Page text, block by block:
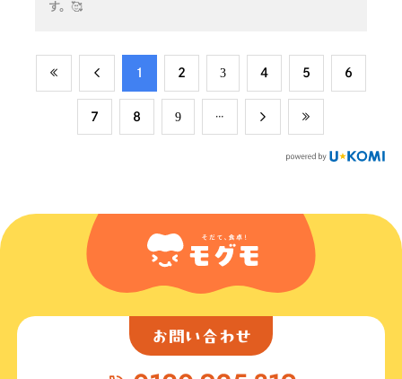
す。🥰
​1 ​2 ​3 ​4 ​5 ​6
​7 ​8 ​9
お問い合わせ